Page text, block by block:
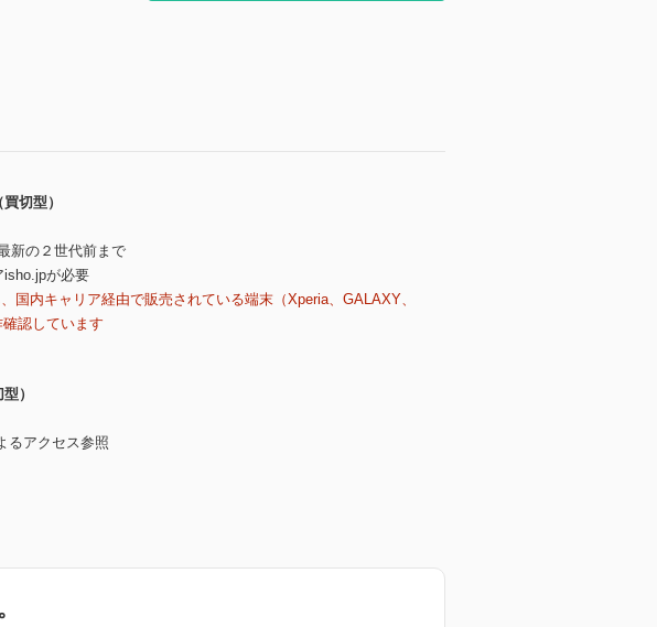
切型）
新の２世代前まで
が必要
国内キャリア経由で販売されている端末（Xperia、GALAXY、
認しています
）
るアクセス参照